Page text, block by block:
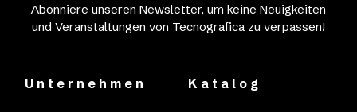
Abonniere unseren Newsletter, um keine Neuigkeiten
und Veranstaltungen von Tecnografica zu verpassen!
Unternehmen Katalog